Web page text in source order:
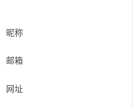
昵称
邮箱
网址